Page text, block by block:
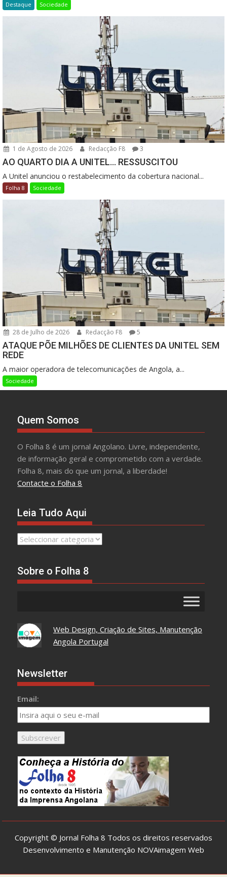
Destaque Sociedade
1 de Agosto de 2026 Redacção F8 3
AO QUARTO DIA A UNITEL… RESSUSCITOU
A Unitel anunciou o restabelecimento da cobertura nacional...
Folha 8 Sociedade
28 de Julho de 2026 Redacção F8 5
ATAQUE PÕE MILHÕES DE CLIENTES DA UNITEL SEM
REDE
A maior operadora de telecomunicações de Angola, a...
Sociedade
Quem Somos
O Folha 8 é um jornal Angolano. Livre, independente,
de informação geral e comprometido com a verdade.
Folha 8, mais do que um jornal, a liberdade!
Contacte o Folha 8
Leia Tudo Aqui
Leia
Sobre o Folha 8
Web Design, Criação de Sites, Manutenção
Angola Portugal
Newsletter
Email:
Copyright © Jornal Folha 8 Todos os direitos reservados
Desenvolvimento e Manutenção NOVAimagem Web